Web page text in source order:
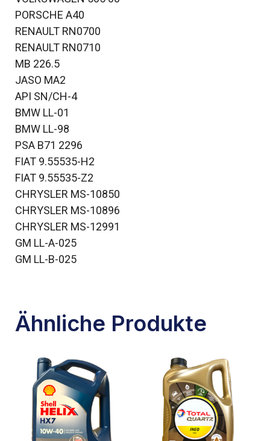
PORSCHE A40
RENAULT RN0700
RENAULT RN0710
MB 226.5
JASO MA2
API SN/CH-4
BMW LL-01
BMW LL-98
PSA B71 2296
FIAT 9.55535-H2
FIAT 9.55535-Z2
CHRYSLER MS-10850
CHRYSLER MS-10896
CHRYSLER MS-12991
GM LL-A-025
GM LL-B-025
Ähnliche Produkte